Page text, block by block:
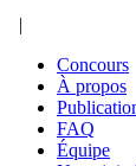
|
Concours
À propos
FAQ
Équipe